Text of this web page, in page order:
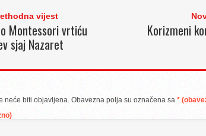
vijest
Montessori vrtiću
sjaj Nazaret
Korizmeni
neće biti objavljena. Obavezna polja su označena sa *